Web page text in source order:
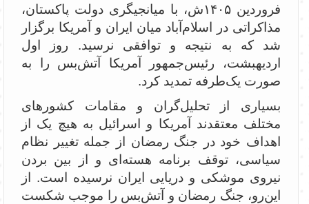
فروردین ۱۴۰۵ش، با میانجیگری دولت پاکستان،
مذاکراتی در اسلام‌آباد میان ایران و آمریکا برگزار
شد که به نتیجه و توافقی نرسید. روز اول
اردیهبشت، رئیس‌جمهور آمریکا آتش‌بس را به
صورت یک‌طرفه تمدید کرد.
بسیاری از تحلیل‌گران و مقامات کشورهای
مختلف معتقدند آمریکا و اسرائیل به هیچ یک از
اهداف خود در جنگ رمضان از جمله تغییر نظام
سیاسی، توقف برنامه هسته‌ای و از بین بردن
نیروی موشکی و دریایی ایران نرسیده است. از
این‌رو، جنگ رمضان و ‌آتش‌بس را موجب شکست